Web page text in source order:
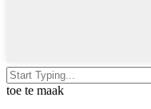
toe te maak